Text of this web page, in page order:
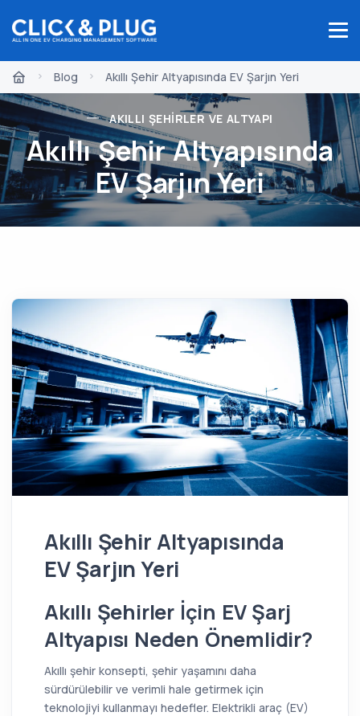
Blog Akıllı Şehir Altyapısında EV Şarjın Yeri
AKILLI ŞEHIRLER VE ALTYAPI
Akıllı Şehir Altyapısında
EV Şarjın Yeri
Akıllı Şehir Altyapısında
EV Şarjın Yeri
Akıllı Şehirler İçin EV Şarj
Altyapısı Neden Önemlidir?
Akıllı şehir konsepti, şehir yaşamını daha
sürdürülebilir ve verimli hale getirmek için
teknolojiyi kullanmayı hedefler. Elektrikli araç (EV)